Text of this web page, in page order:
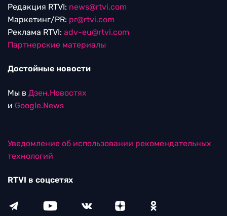
Редакция RTVI: news@rtvi.com
Маркетинг/PR: pr@rtvi.com
Реклама RTVI: adv-eu@rtvi.com
Партнерские материалы
Достойные новости
Мы в Дзен.Новостях
и Google.News
Уведомление об использовании рекомендательных
технологий
RTVI в соцсетях